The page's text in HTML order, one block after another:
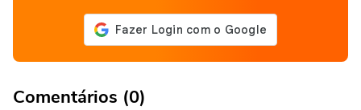
Comentários (0)